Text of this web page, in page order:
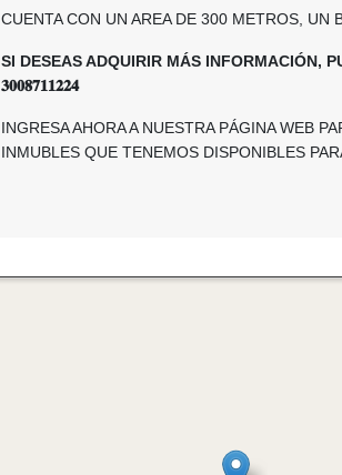
CUENTA CON UN AREA DE 300 METROS, UN
SI DESEAS ADQUIRIR MÁS INFORMACIÓN,
𝟑𝟎𝟎𝟖𝟕𝟏𝟏𝟐𝟐𝟒
INGRESA AHORA A NUESTRA PÁGINA WEB
INMUBLES QUE TENEMOS DISPONIBLES